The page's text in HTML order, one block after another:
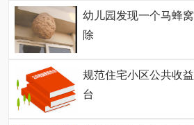
幼儿园发现一个马蜂
除
规范住宅小区公共收
台